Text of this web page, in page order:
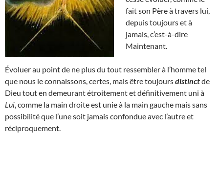
fait son Père à travers lui,
depuis toujours et à
jamais, c’est-à-dire
Maintenant.
Évoluer au point de ne plus du tout ressembler à l’homme tel
que nous le connaissons, certes, mais être toujoursdistinctde
Dieu tout en demeurant étroitement et définitivement uni à
Lui , comme la main droite est unie à la main gauche mais sans
possibilité que l’une soit jamais confondue avec l’autre et
réciproquement.